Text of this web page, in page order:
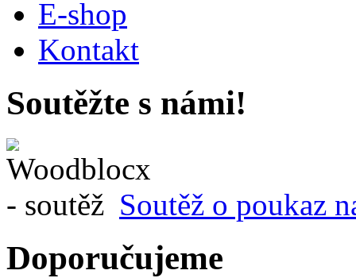
E-shop
Kontakt
Soutěžte s námi!
Soutěž o poukaz
Doporučujeme